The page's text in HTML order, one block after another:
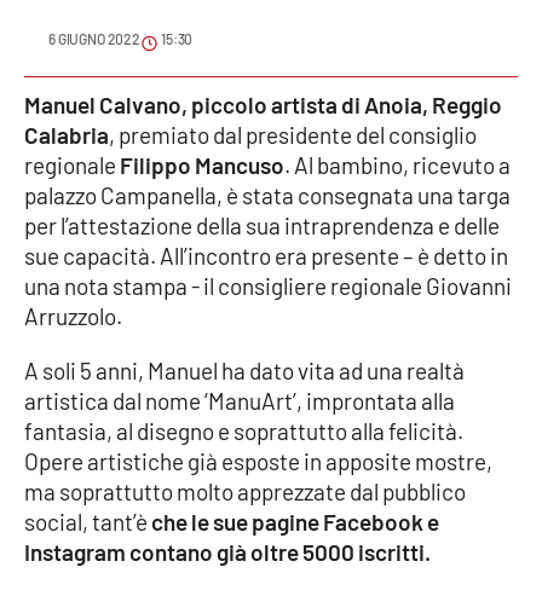
Meteo
Editoriali
VIDEO
Ambiente
Cronaca
Cultura
Economia e Lavoro
Politica
Sanità
6 GIUGNO 2022 15:30
Manuel Calvano, piccolo artista di Anoia, Reggio
Calabria, premiato dal presidente del consiglio
regionale Filippo Mancuso. Al bambino, ricevuto a
palazzo Campanella, è stata consegnata una targa
per l’attestazione della sua intraprendenza e delle
sue capacità. All’incontro era presente – è detto in
una nota stampa - il consigliere regionale Giovanni
Arruzzolo.
A soli 5 anni, Manuel ha dato vita ad una realtà
artistica dal nome ‘ManuArt’, improntata alla
fantasia, al disegno e soprattutto alla felicità.
Opere artistiche già esposte in apposite mostre,
ma soprattutto molto apprezzate dal pubblico
social, tant’è che le sue pagine Facebook e
Instagram contano già oltre 5000 iscritti.